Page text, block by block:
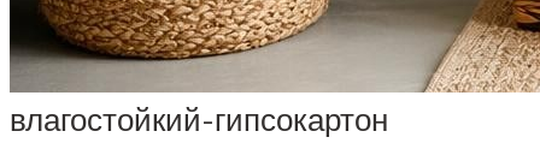
влагостойкий-гипсокартон